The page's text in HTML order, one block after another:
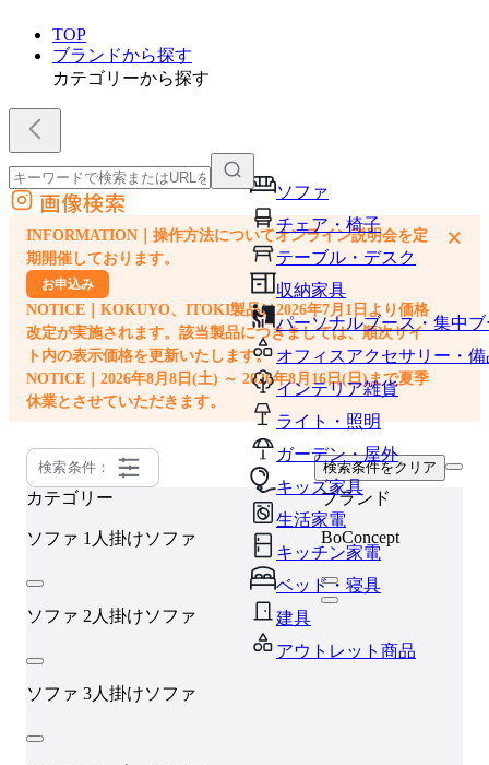
TOP
ブランドから探す
カテゴリーから探す
ソファ
チェア・椅子
テーブル・デスク
収納家具
パーソナルブース・集中
オフィスアクセサリー・備
インテリア雑貨
ライト・照明
ガーデン・屋外
キッズ家具
生活家電
キッチン家電
ベッド・寝具
建具
アウトレット商品
外部サイトの商品をカートに追加
他のサイトで見つけた商品ページのURLを貼り付けて、カートに追加できます
画像検索
INFORMATION｜操作方法についてオンライン説明会を定
期開催しております。
お申込み
NOTICE｜KOKUYO、ITOKI製品は2026年7月1日より価格
改定が実施されます。該当製品につきましては、順次サイ
ト内の表示価格を更新いたします。
NOTICE｜2026年8月8日(土) ～ 2026年8月16日(日)まで夏季
休業とさせていただきます。
×
検索条件： 検索条件をクリア
カテゴリー
ソファ 1人掛けソファ
ソファ 2人掛けソファ
ソファ 3人掛けソファ
ブランド
BoConcept